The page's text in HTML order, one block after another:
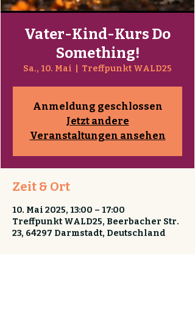
Vater-Kind-Kurs Do
Something!
Sa., 10. Mai Treffpunkt WALD25
Anmeldung geschlossen
Jetzt andere
Veranstaltungen ansehen
Zeit & Ort
10. Mai 2025, 13:00 – 17:00
Treffpunkt WALD25, Beerbacher Str.
23, 64297 Darmstadt, Deutschland